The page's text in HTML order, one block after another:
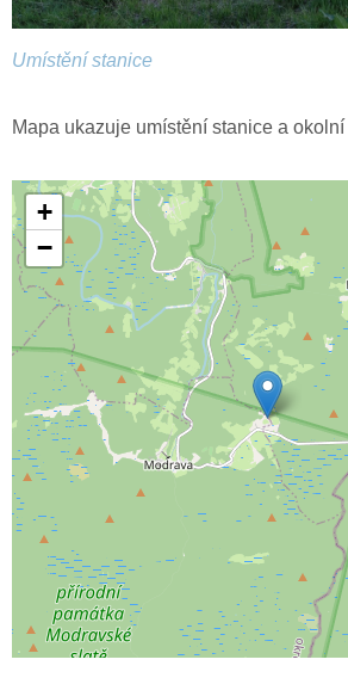
Umístění stanice
Mapa ukazuje umístění stanice a okolní
+
−